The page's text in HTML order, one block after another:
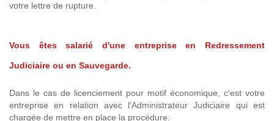
votre lettre de rupture.
Vous êtes salarié d'une entreprise en Redressement
Judiciaire ou en Sauvegarde.
Dans le cas de licenciement pour motif économique, c'est votre
entreprise en relation avec l'Administrateur Judiciaire qui est
chargée de mettre en place la procédure.